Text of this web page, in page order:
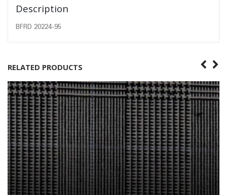
Description
BFRD 20224-95
RELATED PRODUCTS